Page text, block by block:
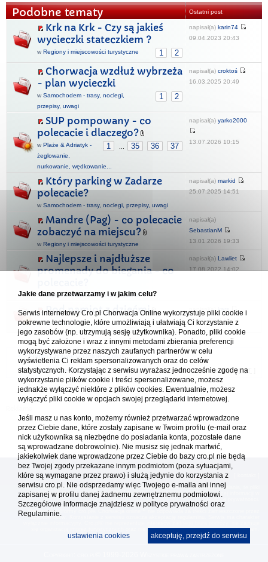
Podobne tematy Ostatni post
Krk na Krk - Czy są jakieś
wycieczki stateczkiem ?
1 2
w Regiony i miejscowości turystyczne
napisał(a) karin74
09.04.2023 20:43
Chorwacja wzdłuż wybrzeża
- plan wycieczki
1 2
w Samochodem - trasy, noclegi,
przepisy, uwagi
napisał(a) croktoś
16.03.2025 20:49
SUP pompowany - co
polecacie i dlaczego?
1 35 36 37
w Plaże & Adriatyk -
żeglowanie,
nurkowanie, wędkowanie...
napisał(a) yarko2000
13.07.2026 10:15
Który parking w Zadarze
polecacie?
w Samochodem - trasy, noclegi, przepisy, uwagi
napisał(a) markid
25.07.2025 14:51
Mandre (Pag) - co polecacie
zobaczyć na miejscu?
w Regiony i miejscowości turystyczne
napisał(a)
SebastianM
13.01.2026 19:33
Najlepsze i najdłuższe
promenady do biegania - co
wRegiony i miejscowości turystyczne
napisał(a) Lawliet
17.08.2022 14:02
Pod namiot z dziećmi
1 2 3 4
wKempingi
napisał(a) kars
26.05.2022 13:37
Forum Chorwacja Online - Cro.pl
Usuń ciasteczka• Strefa czasowa: UTC + 1 (Polska - czas zimowy) [ DST
[reklama ] [
Platforma cro.pl© Chorwacja online™ wykorzystuje cookies do prawidłowego działania, te pliki
gromadzą na Twoim komputerze dane ułatwiające korzystanie z serwisu; więcej informacji w
Redakcja platformy cro.pl© Chorwacja online™ nie odpowiada za treści zamieszczone przez
użytkowników. Korzystanie z serwisu oznacza akceptację regulaminu. Serwis ma charakter
się organizacją imprez turystycznych oraz nie odpowiada za treść zamieszczonych reklam.
Jakie dane przetwarzamy i w jakim celu?
Serwis internetowy Cro.pl Chorwacja Online wykorzystuje pliki cookie i
pokrewne technologie, które umożliwiają i ułatwiają Ci korzystanie z
jego zasobów (np. utrzymują sesję użytkownika). Ponadto, pliki cookie
mogą być założone i wraz z innymi metodami zbierania preferencji
wykorzystywane przez naszych zaufanych partnerów w celu
wyświetlenia Ci reklam spersonalizowanych oraz do celów
statystycznych. Korzystając z serwisu wyrażasz jednocześnie zgodę na
wykorzystanie plików cookie i treści spersonalizowane, możesz
jednakże wyłączyć niektóre z plików cookies. Ewentualnie, możesz
wyłączyć pliki cookie w opcjach swojej przeglądarki internetowej.
Jeśli masz u nas konto, możemy również przetwarzać wprowadzone
przez Ciebie dane, które zostały zapisane w Twoim profilu (e-mail oraz
nick użytkownika są niezbędne do posiadania konta, pozostałe dane
są wprowadzane dobrowolnie). Nie musisz się jednak martwić,
jakiekolwiek dane wprowadzone przez Ciebie do bazy cro.pl nie będą
bez Twojej zgody przekazane innym podmiotom (poza sytuacjami,
które są wymagane przez prawo) i służą jedynie do korzystania z
serwisu cro.pl. Nie odsprzedamy więc Twojego e-maila ani innej
zapisanej w profilu danej żadnemu zewnętrznemu podmiotowi.
Szczegółowe informacje znajdziesz w polityce prywatności oraz
Regulaminie.
akceptuję, przejdź do serwisu
ustawienia cookies